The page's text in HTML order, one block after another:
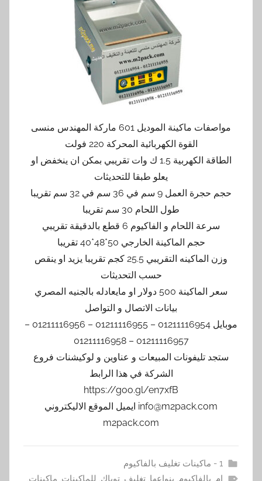
مواصفات ماكينة الموديل 601 ماركة المهندس منسى
القوة الكهربائية المحركة 220 فولت
الطاقة الكهربية 1.5 ك وات تقريبي بمكن ان ينخفض او
يعلو طبقا للتحديثات
حجم حجرة العمل 9 سم في 36 سم في 32 سم تقريبا
طول اللحام 30 سم تقريبا
سرعة اللحام و الفاكيوم 6 قطع بالدقيقة تقريبي
حجم الماكينة الخارجي 50*48*40 تقريبا
وزن الماكينه التقريبي 25.5 كجم تقريبا يزيد او ينقص
حسب التحديثات
سعر الماكينة 500 دولار او مايعادله بالجنيه المصري
بيانات الاتصال و التواصل
موبايل 01211116954 – 01211116955 – 01211116956 –
01211116957 – 01211116958
ستجد تليفونات المبيعات و عناوين و لوكيشنات فروع
الشركة في هذا الرابط
https://goo.gl/en7xfB
info@m2pack.com ايميل الموقع الاليكتروني
m2pack.com
1 - ماكينات تغليف بالفاكيوم
ام, بالفاكيوم, بنواعها,تغليف,توباك, للماكينات, ماكينات,